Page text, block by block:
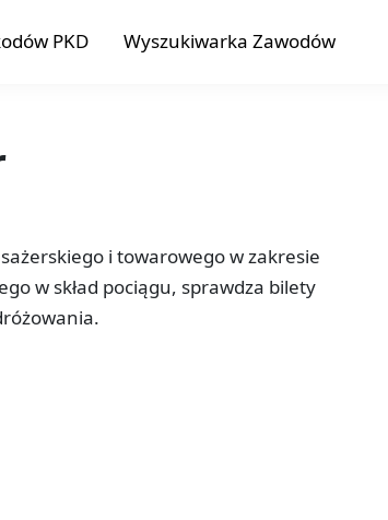
PKD Wyszukiwarka Zawodów
i towarowego w zakresie
w skład pociągu, sprawdza bilety